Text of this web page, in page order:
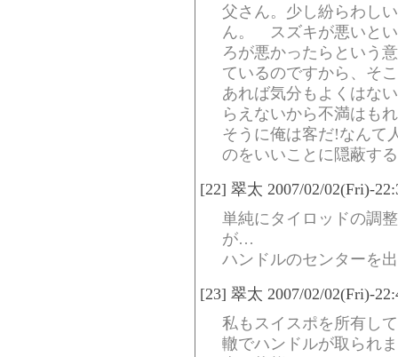
父さん。少し紛らわし
ん。 スズキが悪いと
ろが悪かったらという
ているのですから、そ
あれば気分もよくはな
らえないから不満はも
そうに俺は客だ!なんて
のをいいことに隠蔽す
[22] 翠太 2007/02/02(Fri)-
単純にタイロッドの調
が…
ハンドルのセンターを
[23] 翠太 2007/02/02(Fri)-
私もスイスポを所有し
轍でハンドルが取られ